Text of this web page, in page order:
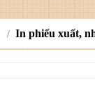
/ In phiếu xuất,